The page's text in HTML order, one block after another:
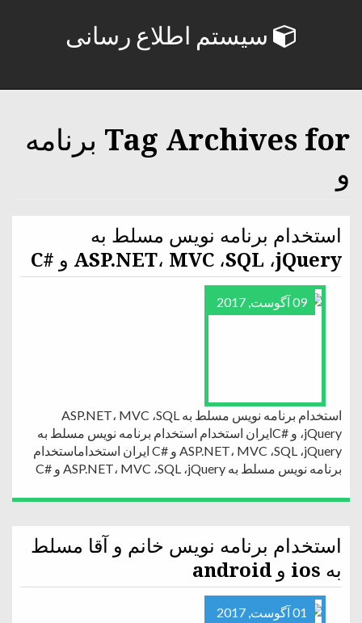
سیستم اطلاع رسانی
Tag Archives for برنامه
و
استخدام برنامه نویس مسلط ‏به
ASP.NET، MVC ،SQL ،jQuery و #C
09 آگوست, 2017
استخدام برنامه نویس مسلط ‏به ASP.NET، MVC ،SQL
،jQuery و #Cایران استخدام استخدام برنامه نویس مسلط ‏به
ASP.NET، MVC ،SQL ،jQuery و #C ایران استخداماستخدام
برنامه نویس مسلط ‏به ASP.NET، MVC ،SQL ،jQuery و #C
استخدام برنامه نویس خانم و آقا مسلط
به ios و android
01 آگوست, 2017